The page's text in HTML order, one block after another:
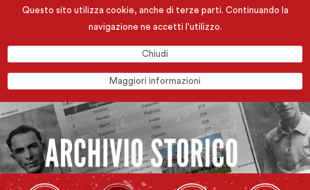
Questo sito utilizza cookie, anche di terze parti. Continuando la
navigazione ne accetti l'utilizzo.
Chiudi
Maggiori informazioni